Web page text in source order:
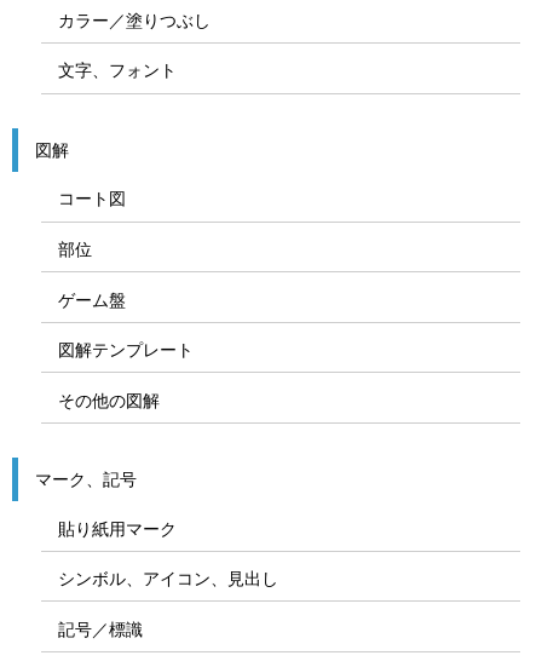
カラー／塗りつぶし
文字、フォント
図解
コート図
部位
ゲーム盤
図解テンプレート
その他の図解
マーク、記号
貼り紙用マーク
シンボル、アイコン、見出し
記号／標識